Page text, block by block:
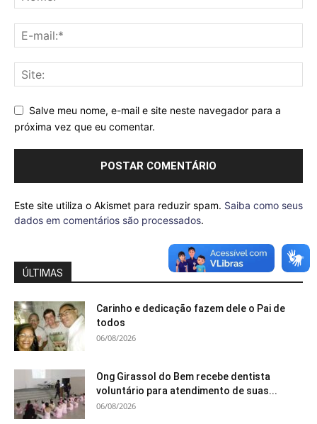
Salve meu nome, e-mail e site neste navegador para a
próxima vez que eu comentar.
Este site utiliza o Akismet para reduzir spam. Saiba como seus
dados em comentários são processados.
ÚLTIMAS
Carinho e dedicação fazem dele o Pai de
todos
06/08/2026
Ong Girassol do Bem recebe dentista
voluntário para atendimento de suas...
06/08/2026